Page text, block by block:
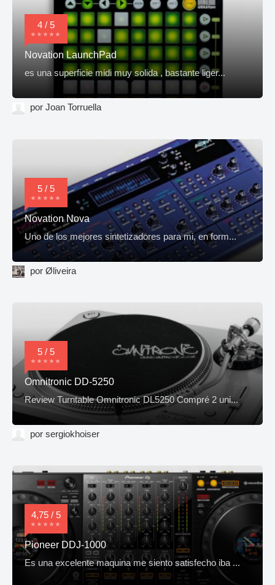
4 / 5
Novation LaunchPad
es una superficie midi muy solida , bastante liger...
por Joan Torruella
5 / 5
Novation Nova
Uno de los mejores sintetizadores para mi, en form...
por Øliveira
5 / 5
Omnitronic DD-5250
Review Turntable Omnitronic DL5250 Compré 2 uni...
por sergiokhoiser
4,75 / 5
Pioneer DDJ-1000
Es una excelente maquina me siento satisfecho iba ...